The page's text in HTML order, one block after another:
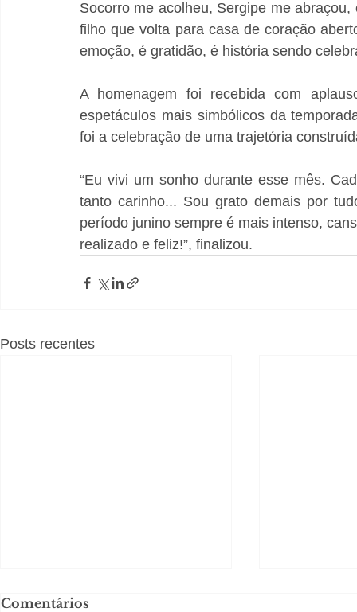
Socorro me acolheu, Sergipe me
filho que volta para casa de coração
emoção, é gratidão, é história sendo
A homenagem foi recebida com
espetáculos mais simbólicos da
foi a celebração de uma trajetória
“Eu vivi um sonho durante esse mês.
tanto carinho... Sou grato demais por
período junino sempre é mais intenso,
realizado e feliz!”, finalizou.
Posts recentes
Comentários